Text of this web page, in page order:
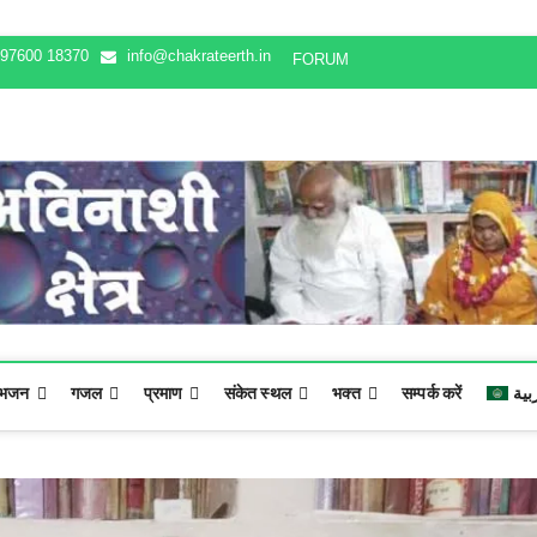
18370 info@chakrateerth.in FORUM
गजल प्रमाण संकेत स्थल भक्‍त सम्पर्क करें